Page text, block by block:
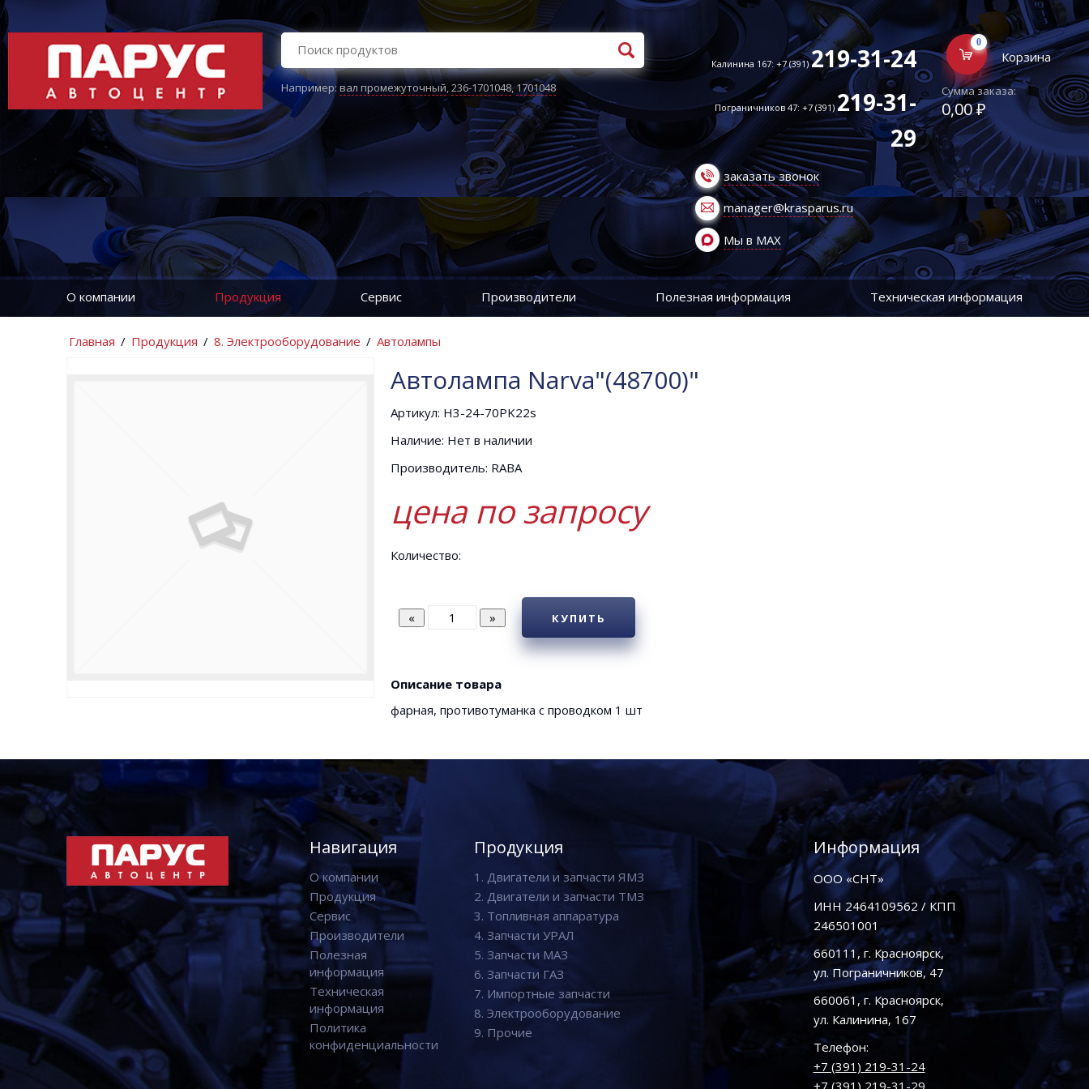
Например:вал промежуточный,236-1701048,1701048
Калинина 167: +7 (391)219-31-24
Пограничников 47: +7 (391)219-31-
29
заказать звонок
manager@krasparus.ru
Мы в MAX
0
Корзина
Сумма заказа:
0,00 ₽
О компании Продукция Сервис Производители Полезная информация Техническая информация
Главная / Продукция / 8. Электрооборудование / Автолампы
Автолампа Narva"(48700)"
Артикул: Н3-24-70PK22s
Наличие: Нет в наличии
Производитель: RABA
цена по запросу
Количество:
КУПИТЬ
Описание товара
фарная, противотуманка с проводком 1 шт
Навигация
О компании
Продукция
Сервис
Производители
Полезная
информация
Техническая
информация
Политика
конфиденциальности
Продукция
1. Двигатели и запчасти ЯМЗ
2. Двигатели и запчасти ТМЗ
3. Топливная аппаратура
4. Запчасти УРАЛ
5. Запчасти МАЗ
6. Запчасти ГАЗ
7. Импортные запчасти
8. Электрооборудование
9. Прочие
Информация
ООО «СНТ»
ИНН 2464109562 / КПП
246501001
660111, г. Красноярск,
ул. Пограничников, 47
660061, г. Красноярск,
ул. Калинина, 167
Телефон:
+7 (391) 219-31-24
+7 (391) 219-31-29